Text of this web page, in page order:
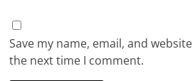
Save my name, email, and
the next time I comment.